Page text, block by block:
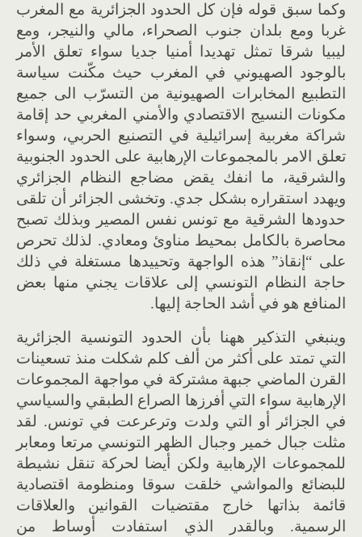
وكما سبق قوله فإن كل الحدود الجزائرية مع المغرب
غربا ومع بلدان جنوب الصحراء، مالي والنيجر، ومع
ليبيا شرقا تمثل تهديدا أمنيا جديا سواء تعلق الأمر
بالوجود الصهيوني في المغرب حيث مكّنت سياسة
التطبيع المخابرات الصهيونية من التسرّب الى جميع
مكونات النسيج الاقتصادي والأمني المغربي حد إقامة
شراكة مغربية إسرائيلية في التصنيع الحربي، وسواء
تعلق الامر بالمجموعات الإرهابية على الحدود الجنوبية
والشرقية، ما انفك يقض مضاجع النظام الجزائري
ويهدد استقراره بشكل جدي. وتخشى الجزائر أن تلقى
حدودها الشرقية مع تونس نفس المصير وبذلك تصبح
محاصرة بالكامل بمحيط مناوئ ومعادي. لذلك تحرص
على “إنقاذ” هذه الواجهة وتحييدها مستغلة في ذلك
حاجة النظام التونسي إلى علاقات يجني منها بعض
المنافع هو في أشد الحاجة إليها.
وينبغي التذكير ههنا بأن الحدود التونسية الجزائرية
التي تمتد على أكثر من ألف كلم شكلت منذ تسعينات
القرن الماضي جبهة مشتركة في مواجهة المجموعات
الإرهابية سواء التي أفرزها الصراع الطبقي والسياسي
في الجزائر أو التي ولدت وترعرعت في تونس. لقد
مثلت جبال خمير وجبال الظهر التونسي مرتعا ومعابر
للمجموعات الإرهابية ولكن أيضا لحركة تنقل نشيطة
للبضائع والمواشي خلقت سوقا ومنظومة اقتصادية
قائمة بذاتها خارج مقتضيات القوانين والعلاقات
الرسمية. وبالقدر الذي استفادت أوساط من